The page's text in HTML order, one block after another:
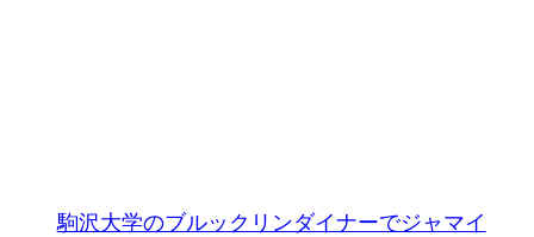
駒沢大学のブルックリンダイナーでジャマイ